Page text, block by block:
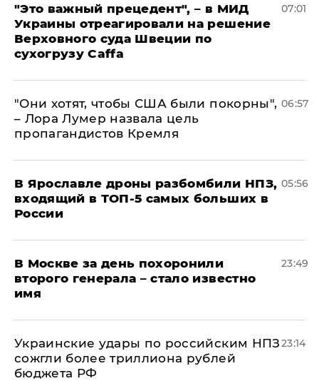
"Это важный прецедент", – в МИД
Украины отреагировали на решение
Верховного суда Швеции по
сухогрузу Caffa
07:01
"Они хотят, чтобы США были покорны",
– Лора Лумер назвала цель
пропагандистов Кремля
06:57
В Ярославле дроны разбомбили НПЗ,
входящий в ТОП-5 самых больших в
России
05:56
В Москве за день похоронили
второго генерала – стало известно
имя
23:49
Украинские удары по российским НПЗ
сожгли более триллиона рублей
бюджета РФ
23:14